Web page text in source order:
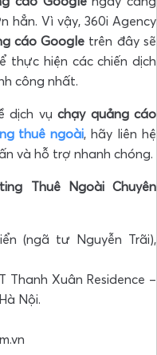
hẳn. Vì vậy, 360i Agency
cáo Google trên đây sẽ
thực hiện các chiến dịch
công nhất.
dịch vụchạy quảng cáo
thuê ngoài, hãy liên hệ
và hỗ trợ nhanh chóng.
Thuê Ngoài Chuyên
(ngã tư Nguyễn Trãi),
Thanh Xuân Residence –
Nội.